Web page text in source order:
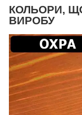
КОЛЬОРИ,
ВИРОБУ